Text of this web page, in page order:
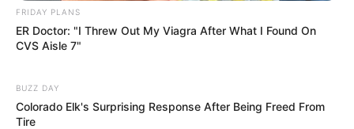
ให้หินนำโชค ให้นกนำทาง เช็กดวง
สิงหาคม 2569 โดย อ.นก กุลภัสสรณ์
FRIDAY PLANS
ER Doctor: "I Threw Out My Viagra After What I Found On
CVS Aisle 7"
BUZZ DAY
Colorado Elk's Surprising Response After Being Freed From
Tire